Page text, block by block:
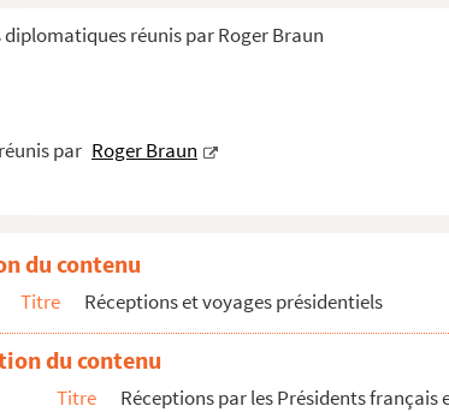
réunis par Roger Braun
par Roger Braun
Officiers de l'escadre américaine et à l'Amba...
l'occasion du Grand prix de Rome
de M. et Mme Loubet
de l'Elysée en l'honneur du Roi de Grèce
1909
d'Emile Loubet
des Salons
du contenu
Titre Réceptions et voyages présidentiels
du contenu
Titre Réceptions par les Présidents français